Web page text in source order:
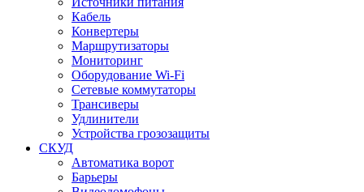
Кабель
Конвертеры
Маршрутизаторы
Мониторинг
Оборудование Wi-Fi
Сетевые коммутаторы
Трансиверы
Удлинители
Устройства грозозащиты
СКУД
Автоматика ворот
Барьеры